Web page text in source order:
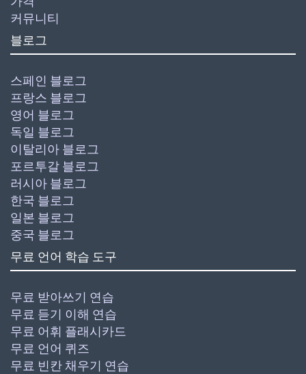
커뮤니티
블로그
스페인 블로그
프랑스 블로그
영어 블로그
독일 블로그
이탈리아 블로그
포르투갈 블로그
러시아 블로그
한국 블로그
일본 블로그
중국 블로그
무료 언어 학습 도구
무료 받아쓰기 연습
무료 듣기 이해 연습
무료 어휘 플래시카드
무료 언어 퀴즈
무료 빈칸 채우기 연습